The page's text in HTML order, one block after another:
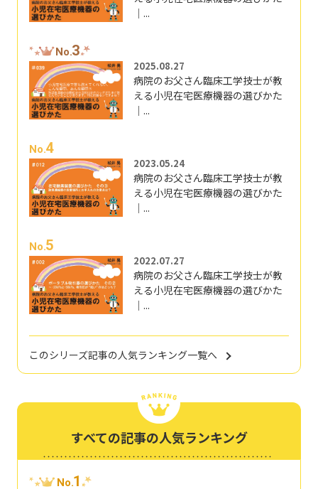
｜...
No.3
2025.08.27
病院のお父さん臨床工学技士が教
える小児在宅医療機器の選びかた
｜...
No.4
2023.05.24
病院のお父さん臨床工学技士が教
える小児在宅医療機器の選びかた
｜...
No.5
2022.07.27
病院のお父さん臨床工学技士が教
える小児在宅医療機器の選びかた
｜...
このシリーズ記事の人気ランキング一覧へ
すべての記事の人気ランキング
No.1